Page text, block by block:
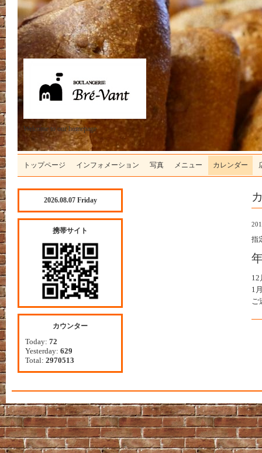
Welcome to our homepage
トップページ インフォメーション 写真 メニュー カレンダー
指
12
1
ご
2026.08.07 Friday
携帯サイト
カウンター
Today: 72
Yesterday: 629
Total: 2970513